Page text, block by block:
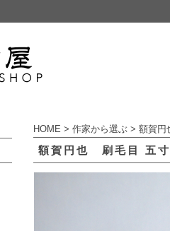
HOME > 作家から選ぶ > 額賀円
額賀円也 刷毛目 五